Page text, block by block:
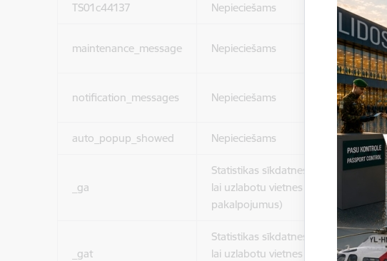
TS01c44137 Nepieciešams
maintenance_message Nepieciešams
notification_messages Nepieciešams
auto_popup_showed Nepieciešams
_ga
Statistikas sīkdatnes (nepieciešamas,
lai uzlabotu vietnes darbību un
pakalpojumus)
_gat
Statistikas sīkdatnes (nepieciešamas,
lai uzlabotu vietnes darbību un